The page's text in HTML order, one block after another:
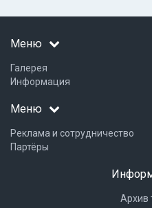
Меню
Галерея
Информация
Меню
Реклама и сотрудничество
Партёры
Архив